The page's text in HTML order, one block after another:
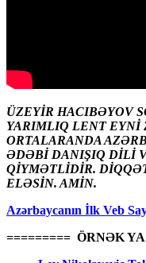
ÜZEYİR HACIBƏYOV
YARIMLIQ LENT
ORTALARANDA
ƏDƏBİ DANIŞIQ DİLİ
QİYMƏTLİDİR.
ELƏSİN. AMİN.
Azərbaycanın İlk Veb
========= ÖRNƏK